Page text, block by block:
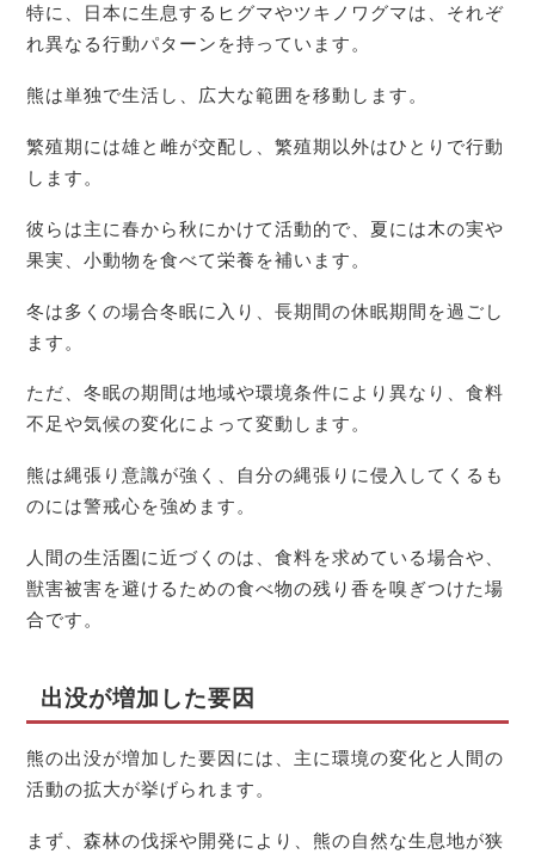
特に、日本に生息するヒグマやツキノワグマは、それぞ
れ異なる行動パターンを持っています。
熊は単独で生活し、広大な範囲を移動します。
繁殖期には雄と雌が交配し、繁殖期以外はひとりで行動
します。
彼らは主に春から秋にかけて活動的で、夏には木の実や
果実、小動物を食べて栄養を補います。
冬は多くの場合冬眠に入り、長期間の休眠期間を過ごし
ます。
ただ、冬眠の期間は地域や環境条件により異なり、食料
不足や気候の変化によって変動します。
熊は縄張り意識が強く、自分の縄張りに侵入してくるも
のには警戒心を強めます。
人間の生活圏に近づくのは、食料を求めている場合や、
獣害被害を避けるための食べ物の残り香を嗅ぎつけた場
合です。
出没が増加した要因
熊の出没が増加した要因には、主に環境の変化と人間の
活動の拡大が挙げられます。
まず、森林の伐採や開発により、熊の自然な生息地が狭